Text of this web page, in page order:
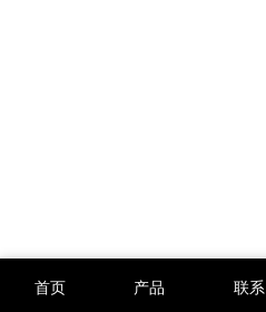
首页 产品 联系